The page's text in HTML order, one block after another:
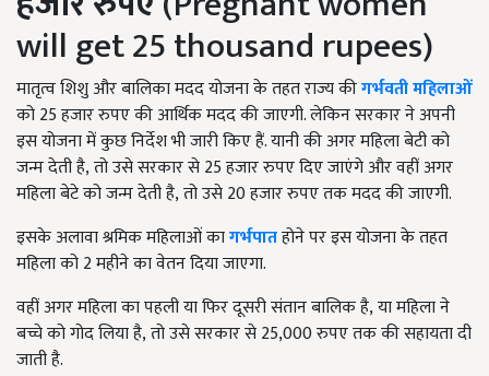
will get 25 thousand rupees)
मातृत्व शिशु और बालिका मदद योजना के तहत राज्य कीगर्भवती महिलाओं
को 25 हजार रुपए की आर्थिक मदद की जाएगी. लेकिन सरकार ने अपनी
इस योजना में कुछ निर्देश भी जारी किए हैं. यानी की अगर महिला बेटी को
जन्म देती है,तो उसे सरकार से 25 हजार रुपए दिए जाएंगे और वहीं अगर
महिला बेटे को जन्म देती है,तो उसे 20 हजार रुपए तक मदद की जाएगी.
इसके अलावा श्रमिक महिलाओं कागर्भपातहोने पर इस योजना के तहत
महिला को 2 महीने का वेतन दिया जाएगा.
वहीं अगर महिला का पहली या फिर दूसरी संतान बालिक है,या महिला ने
बच्चे को गोद लिया है,तो उसे सरकार से 25,000 रुपए तक की सहायता दी
जाती है.